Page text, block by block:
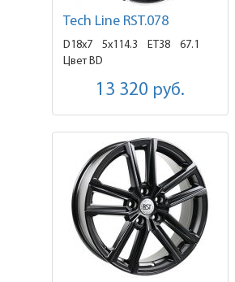
Tech Line RST.078
D18x7 5x114.3 ET38
67.1
Цвет BD
13 320 руб.